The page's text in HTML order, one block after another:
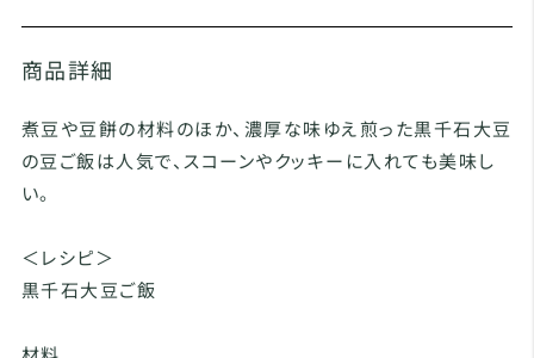
商品詳細
煮豆や豆餅の材料のほか、濃厚な味ゆえ煎った黒千石大豆
の豆ご飯は人気で、スコーンやクッキーに入れても美味し
い。
＜レシピ＞
黒千石大豆ご飯